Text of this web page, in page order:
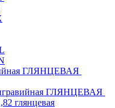
ГЛЯНЦЕВАЯ
ГЛЯНЦЕВАЯ
глянцевая